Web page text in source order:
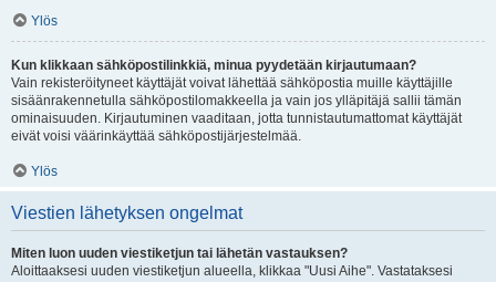
Ylös
Kun klikkaan sähköpostilinkkiä, minua pyydetään kirjautumaan?
Vain rekisteröityneet käyttäjät voivat lähettää sähköpostia muille käyttäjille
sisäänrakennetulla sähköpostilomakkeella ja vain jos ylläpitäjä sallii tämän
ominaisuuden. Kirjautuminen vaaditaan, jotta tunnistautumattomat käyttäjät
eivät voisi väärinkäyttää sähköpostijärjestelmää.
Ylös
Viestien lähetyksen ongelmat
Miten luon uuden viestiketjun tai lähetän vastauksen?
Aloittaaksesi uuden viestiketjun alueella, klikkaa "Uusi Aihe". Vastataksesi